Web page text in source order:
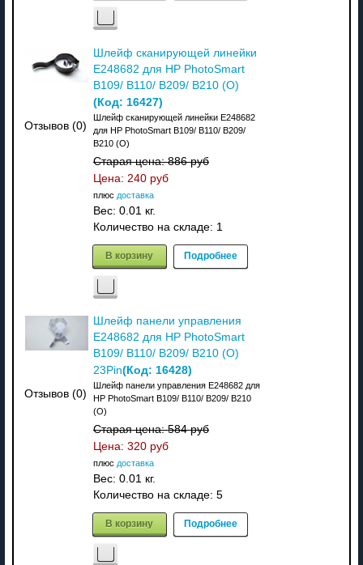
Отзывов (0)
Шлейф сканирующей линейки
E248682 для HP PhotoSmart
B109/ B110/ B209/ B210 (О)
(Код: 16427)
Шлейф сканирующей линейки E248682
для HP PhotoSmart B109/ B110/ B209/
B210 (О)
Старая цена:886 руб
Цена: 240 руб
плюс доставка
Вес: 0.01 кг.
Количество на складе: 1
В корзину Подробнее
Отзывов (0)
Шлейф панели управления
E248682 для HP PhotoSmart
B109/ B110/ B209/ B210 (О)
23Pin(Код: 16428)
Шлейф панели управления E248682 для
HP PhotoSmart B109/ B110/ B209/ B210
(О)
Старая цена:584 руб
Цена: 320 руб
плюс доставка
Вес: 0.01 кг.
Количество на складе: 5
В корзину Подробнее